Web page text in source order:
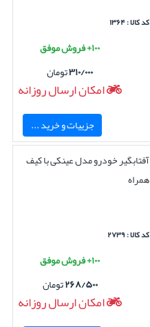
کد کالا : ۱۳۶۴
۱۰۰+ فروش موفق
۳۱۰/۰۰۰تومان
امکان ارسال روزانه
جزییات و خرید ...
آفتابگیر خودرو مدل عینکی با کیف
همراه
کد کالا : ۲۷۳۹
۱۰۰+ فروش موفق
۲۶۸/۵۰۰تومان
امکان ارسال روزانه